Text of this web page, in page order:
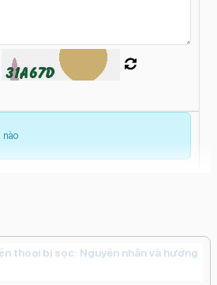
lấy nét (AF)Trôi nhanh thời
giảiSiêu cận (Macro)Quay
video hiển thị képQuay
chậm (Slow Motion)Live
HDRDeep
ảnh liên tụcChống rung
trước: 18 MP
trước: